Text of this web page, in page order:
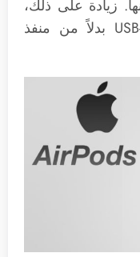
زيادة على ذلك،
ستأتي السماعة بمنفذ شحن USB-C بدلاً من منفذ